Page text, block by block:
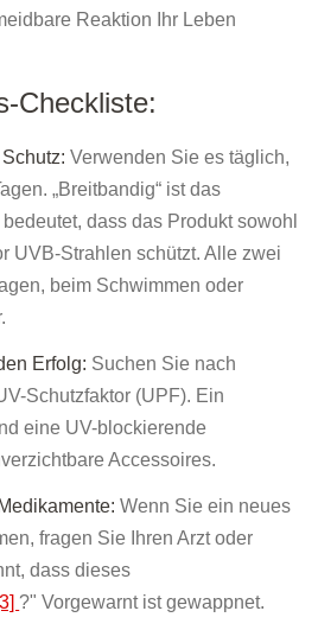
Reaktion Ihr Leben
Checkliste:
Schutz:Verwenden Sie es täglich,
„Breitbandig“ ist das
dass das Produkt sowohl
UVB-Strahlen schützt. Alle zwei
beim Schwimmen oder
Erfolg: Suchen Sie nach
Schutzfaktor (UPF). Ein
eine UV-blockierende
Accessoires.
Wenn Sie ein neues
fragen Sie Ihren Arzt oder
dass dieses
?" Vorgewarnt ist gewappnet.